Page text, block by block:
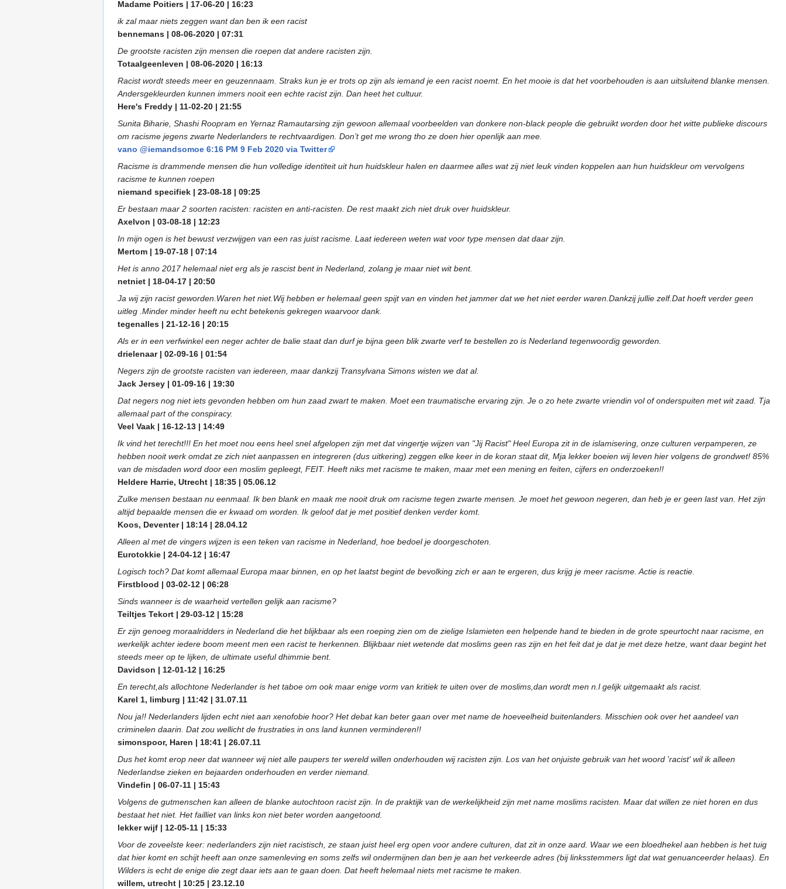
Madame Poitiers | 17-06-20 | 16:23
ik zal maar niets zeggen want dan ben ik een racist
bennemans | 08-06-2020 | 07:31
De grootste racisten zijn mensen die roepen dat andere racisten zijn.
Totaalgeenleven | 08-06-2020 | 16:13
Racist wordt steeds meer en geuzennaam. Straks kun je er trots op zijn als iemand je een racist noemt. En het mooie is dat het voorbehouden is aan uitsluitend blanke mensen.
Andersgekleurden kunnen immers nooit een echte racist zijn. Dan heet het cultuur.
Here's Freddy | 11-02-20 | 21:55
Sunita Biharie, Shashi Roopram en Yernaz Ramautarsing zijn gewoon allemaal voorbeelden van donkere non-black people die gebruikt worden door het witte publieke discours
om racisme jegens zwarte Nederlanders te rechtvaardigen. Don’t get me wrong tho ze doen hier openlijk aan mee.
vano @iemandsomoe 6:16 PM 9 Feb 2020 via Twitter
Racisme is drammende mensen die hun volledige identiteit uit hun huidskleur halen en daarmee alles wat zij niet leuk vinden koppelen aan hun huidskleur om vervolgens
racisme te kunnen roepen
niemand specifiek | 23-08-18 | 09:25
Er bestaan maar 2 soorten racisten: racisten en anti-racisten. De rest maakt zich niet druk over huidskleur.
Axelvon | 03-08-18 | 12:23
In mijn ogen is het bewust verzwijgen van een ras juist racisme. Laat iedereen weten wat voor type mensen dat daar zijn.
Mertom | 19-07-18 | 07:14
Het is anno 2017 helemaal niet erg als je rascist bent in Nederland, zolang je maar niet wit bent.
netniet | 18-04-17 | 20:50
Ja wij zijn racist geworden.Waren het niet.Wij hebben er helemaal geen spijt van en vinden het jammer dat we het niet eerder waren.Dankzij jullie zelf.Dat hoeft verder geen
uitleg .Minder minder heeft nu echt betekenis gekregen waarvoor dank.
tegenalles | 21-12-16 | 20:15
Als er in een verfwinkel een neger achter de balie staat dan durf je bijna geen blik zwarte verf te bestellen zo is Nederland tegenwoordig geworden.
drielenaar | 02-09-16 | 01:54
Negers zijn de grootste racisten van iedereen, maar dankzij Transylvana Simons wisten we dat al.
Jack Jersey | 01-09-16 | 19:30
Dat negers nog niet iets gevonden hebben om hun zaad zwart te maken. Moet een traumatische ervaring zijn. Je o zo hete zwarte vriendin vol of onderspuiten met wit zaad. Tja
allemaal part of the conspiracy.
Veel Vaak | 16-12-13 | 14:49
Ik vind het terecht!!! En het moet nou eens heel snel afgelopen zijn met dat vingertje wijzen van "Jij Racist" Heel Europa zit in de islamisering, onze culturen verpamperen, ze
hebben nooit werk omdat ze zich niet aanpassen en integreren (dus uitkering) zeggen elke keer in de koran staat dit, Mja lekker boeien wij leven hier volgens de grondwet! 85%
van de misdaden word door een moslim gepleegt, FEIT. Heeft niks met racisme te maken, maar met een mening en feiten, cijfers en onderzoeken!!
Heldere Harrie, Utrecht | 18:35 | 05.06.12
Zulke mensen bestaan nu eenmaal. Ik ben blank en maak me nooit druk om racisme tegen zwarte mensen. Je moet het gewoon negeren, dan heb je er geen last van. Het zijn
altijd bepaalde mensen die er kwaad om worden. Ik geloof dat je met positief denken verder komt.
Koos, Deventer | 18:14 | 28.04.12
Alleen al met de vingers wijzen is een teken van racisme in Nederland, hoe bedoel je doorgeschoten.
Eurotokkie | 24-04-12 | 16:47
Logisch toch? Dat komt allemaal Europa maar binnen, en op het laatst begint de bevolking zich er aan te ergeren, dus krijg je meer racisme. Actie is reactie.
Firstblood | 03-02-12 | 06:28
Sinds wanneer is de waarheid vertellen gelijk aan racisme?
Teiltjes Tekort | 29-03-12 | 15:28
Er zijn genoeg moraalridders in Nederland die het blijkbaar als een roeping zien om de zielige Islamieten een helpende hand te bieden in de grote speurtocht naar racisme, en
werkelijk achter iedere boom meent men een racist te herkennen. Blijkbaar niet wetende dat moslims geen ras zijn en het feit dat je dat je met deze hetze, want daar begint het
steeds meer op te lijken, de ultimate useful dhimmie bent.
Davidson | 12-01-12 | 16:25
En terecht,als allochtone Nederlander is het taboe om ook maar enige vorm van kritiek te uiten over de moslims,dan wordt men n.l gelijk uitgemaakt als racist.
Karel 1, limburg | 11:42 | 31.07.11
Nou ja!! Nederlanders lijden echt niet aan xenofobie hoor? Het debat kan beter gaan over met name de hoeveelheid buitenlanders. Misschien ook over het aandeel van
criminelen daarin. Dat zou wellicht de frustraties in ons land kunnen verminderen!!
simonspoor, Haren | 18:41 | 26.07.11
Dus het komt erop neer dat wanneer wij niet alle paupers ter wereld willen onderhouden wij racisten zijn. Los van het onjuiste gebruik van het woord 'racist' wil ik alleen
Nederlandse zieken en bejaarden onderhouden en verder niemand.
Vindefin | 06-07-11 | 15:43
Volgens de gutmenschen kan alleen de blanke autochtoon racist zijn. In de praktijk van de werkelijkheid zijn met name moslims racisten. Maar dat willen ze niet horen en dus
bestaat het niet. Het failliet van links kon niet beter worden aangetoond.
lekker wijf | 12-05-11 | 15:33
Voor de zoveelste keer: nederlanders zijn niet racistisch, ze staan juist heel erg open voor andere culturen, dat zit in onze aard. Waar we een bloedhekel aan hebben is het tuig
dat hier komt en schijt heeft aan onze samenleving en soms zelfs wil ondermijnen dan ben je aan het verkeerde adres (bij linksstemmers ligt dat wat genuanceerder helaas). En
Wilders is echt de enige die zegt daar iets aan te gaan doen. Dat heeft helemaal niets met racisme te maken.
willem, utrecht | 10:25 | 23.12.10